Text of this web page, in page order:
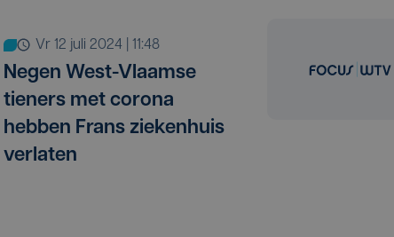
vr 12 juli 2024 | 11:48
Negen West-Vlaamse
tieners met corona
hebben Frans ziekenhuis
verlaten